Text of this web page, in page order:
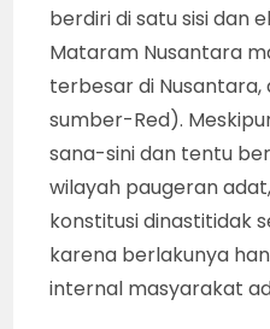
berdiri di satu sisi dan
Mataram Nusantara
terbesar di Nusantara,
sumber-Red).
sana-sini dan tentu
wilayah paugeran
konstitusi dinastitidak
karena berlakunya
internal masyarakat